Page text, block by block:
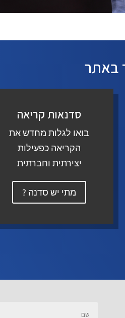
באתר
סדנאות קריאה
בואו לגלות מחדש את
הקריאה כפעילות
יצירתית וחברתית
מתי יש סדנה ?